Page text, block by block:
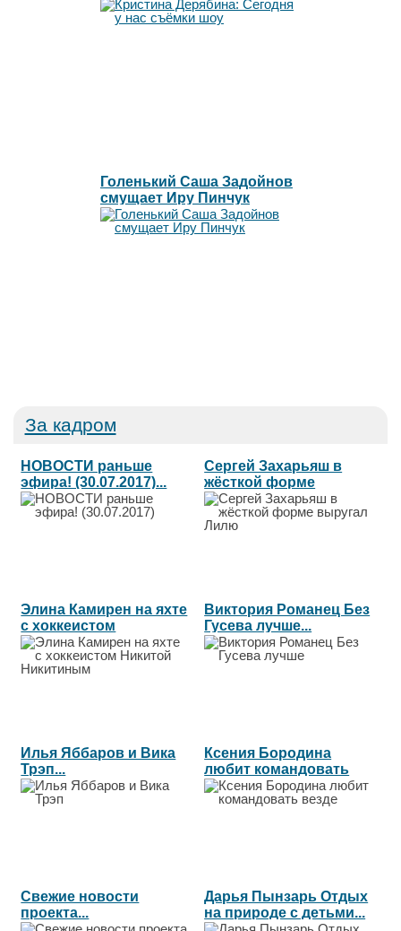
"Свадьба на миллион"
финал!
Голенький Саша Задойнов
смущает Иру Пинчук
За кадром
НОВОСТИ раньше
эфира! (30.07.2017)...
Сергей Захарьяш в
жёсткой форме
выругал Лилю...
Элина Камирен на яхте
с хоккеистом
Никитой...
Виктория Романец Без
Гусева лучше...
Илья Яббаров и Вика
Трэп...
Ксения Бородина
любит командовать
везде...
Свежие новости
проекта...
Дарья Пынзарь Отдых
на природе с детьми...